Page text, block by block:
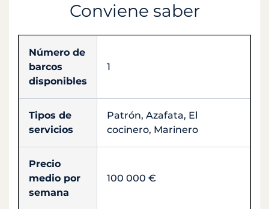
Conviene saber
Número de
barcos
disponibles
1
Tipos de
servicios
Patrón, Azafata, El
cocinero, Marinero
Precio
medio por
semana
100 000 €